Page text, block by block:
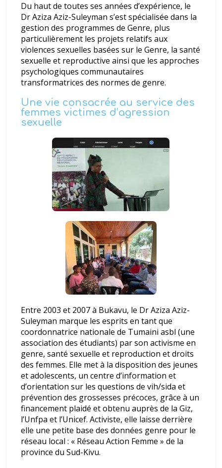
Du haut de toutes ses années d’expérience, le
Dr Aziza Aziz-Suleyman s’est spécialisée dans la
gestion des programmes de Genre, plus
particulièrement les projets relatifs aux
violences sexuelles basées sur le Genre, la santé
sexuelle et reproductive ainsi que les approches
psychologiques communautaires
transformatrices des normes de genre.
Une vie consacrée au service des
femmes victimes d’agression
sexuelle
Entre 2003 et 2007 à Bukavu, le Dr Aziza Aziz-
Suleyman marque les esprits en tant que
coordonnatrice nationale de Tumaini asbl (une
association des étudiants) par son activisme en
genre, santé sexuelle et reproduction et droits
des femmes. Elle met à la disposition des jeunes
et adolescents, un centre d’information et
d’orientation sur les questions de vih/sida et
prévention des grossesses précoces, grâce à un
financement plaidé et obtenu auprès de la Giz,
l’Unfpa et l’Unicef. Activiste, elle laisse derrière
elle une petite base des données genre pour le
réseau local : « Réseau Action Femme » de la
province du Sud-Kivu.